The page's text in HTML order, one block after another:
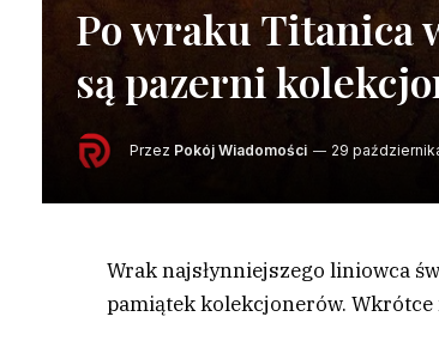
Po wraku Titanica
są pazerni
Przez Pokój Wiadomości 29
Wrak najsłynniejszego liniowca
pamiątek kolekcjonerów. Wkrótce